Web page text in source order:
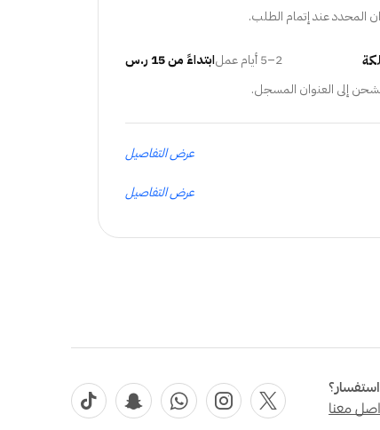
المحدد عند إتمام الطلب.
2–5 أيام عمل
ابتداءً من 15 ر.س
إلى العنوان المسجل.
عرض التفاصيل
عرض التفاصيل
معنا